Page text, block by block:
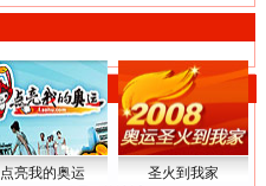
点亮我的奥运
圣火到我家